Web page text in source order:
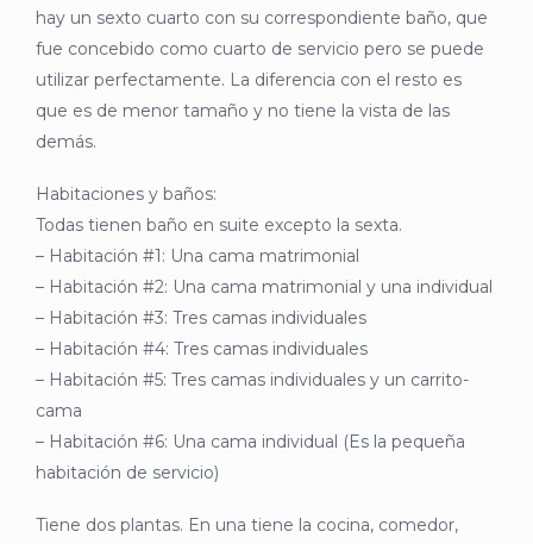
hay un sexto cuarto con su correspondiente baño, que
fue concebido como cuarto de servicio pero se puede
utilizar perfectamente. La diferencia con el resto es
que es de menor tamaño y no tiene la vista de las
demás.
Habitaciones y baños:
Todas tienen baño en suite excepto la sexta.
– Habitación #1: Una cama matrimonial
– Habitación #2: Una cama matrimonial y una individual
– Habitación #3: Tres camas individuales
– Habitación #4: Tres camas individuales
– Habitación #5: Tres camas individuales y un carrito-
cama
– Habitación #6: Una cama individual (Es la pequeña
habitación de servicio)
Tiene dos plantas. En una tiene la cocina, comedor,